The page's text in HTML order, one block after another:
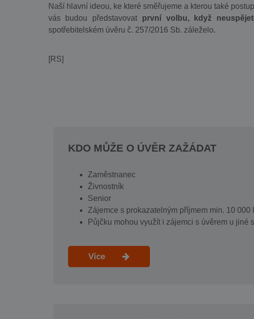
Naší hlavní ideou, ke které směřujeme a kterou také
vás budou představovat první volbu, když
spotřebitelském úvěru č. 257/2016 Sb. záleželo.
[RS]
KDO MŮŽE O ÚVĚR ZAŽÁDAT
Zaměstnanec
Živnostník
Senior
Zájemce s prokazatelným příjmem min. 10 000
Půjčku mohou využít i zájemci s úvěrem u jiné
Více